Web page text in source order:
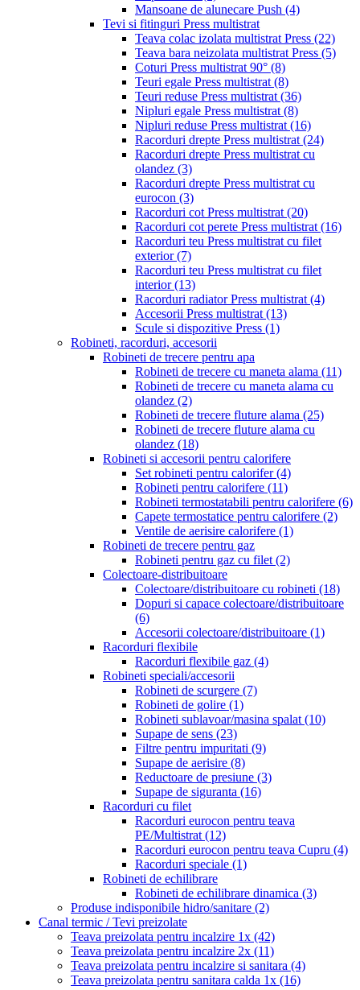
Mansoane de alunecare Push (4)
Tevi si fitinguri Press multistrat
Teava colac izolata multistrat Press (22)
Teava bara neizolata multistrat Press (5)
Coturi Press multistrat 90° (8)
Teuri egale Press multistrat (8)
Teuri reduse Press multistrat (36)
Nipluri egale Press multistrat (8)
Nipluri reduse Press multistrat (16)
Racorduri drepte Press multistrat (24)
Racorduri drepte Press multistrat cu
olandez (3)
Racorduri drepte Press multistrat cu
eurocon (3)
Racorduri cot Press multistrat (20)
Racorduri cot perete Press multistrat (16)
Racorduri teu Press multistrat cu filet
exterior(7)
Racorduri teu Press multistrat cu filet
interior(13)
Racorduri radiator Press multistrat (4)
Accesorii Press multistrat (13)
Scule si dispozitive Press (1)
Robineti, racorduri, accesorii
Robineti de trecere pentru apa
Robineti de trecere cu maneta alama (11)
Robineti de trecere cu maneta alama cu
olandez (2)
Robineti de trecere fluture alama (25)
Robineti de trecere fluture alama cu
olandez (18)
Robineti si accesorii pentru calorifere
Set robineti pentru calorifer(4)
Robineti pentru calorifere (11)
Robineti termostatabili pentru calorifere (6)
Capete termostatice pentru calorifere (2)
Ventile de aerisire calorifere (1)
Robineti de trecere pentru gaz
Robineti pentru gaz cu filet (2)
Colectoare-distribuitoare
Colectoare/distribuitoare cu robineti (18)
Dopuri si capace colectoare/distribuitoare
(6)
Accesorii colectoare/distribuitoare (1)
Racorduri flexibile
Racorduri flexibile gaz (4)
Robineti speciali/accesorii
Robineti de scurgere (7)
Robineti de golire (1)
Robineti sublavoar/masina spalat (10)
Supape de sens (23)
Filtre pentru impuritati (9)
Supape de aerisire (8)
Reductoare de presiune (3)
Supape de siguranta (16)
Racorduri cu filet
Racorduri eurocon pentru teava
PE/Multistrat (12)
Racorduri eurocon pentru teava Cupru (4)
Racorduri speciale (1)
Robineti de echilibrare
Robineti de echilibrare dinamica (3)
Produse indisponibile hidro/sanitare (2)
Canal termic / Tevi preizolate
Teava preizolata pentru incalzire 1x (42)
Teava preizolata pentru incalzire 2x (11)
Teava preizolata pentru incalzire si sanitara (4)
Teava preizolata pentru sanitara calda 1x (16)